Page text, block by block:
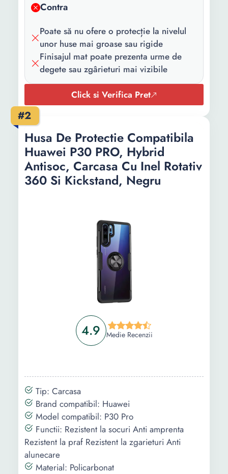
Contra
Poate să nu ofere o protecție la nivelul
unor huse mai groase sau rigide
Finisajul mat poate prezenta urme de
degete sau zgârieturi mai vizibile
Click si Verifica Pret
#2
4.9 Medie Recenzii
Husa De Protectie Compatibila
Huawei P30 PRO, Hybrid
Antisoc, Carcasa Cu Inel Rotativ
360 Si Kickstand, Negru
Tip: Carcasa
Brand compatibil: Huawei
Model compatibil: P30 Pro
Functii: Rezistent la socuri Anti amprenta
Rezistent la praf Rezistent la zgarieturi Anti
alunecare
Material: Policarbonat